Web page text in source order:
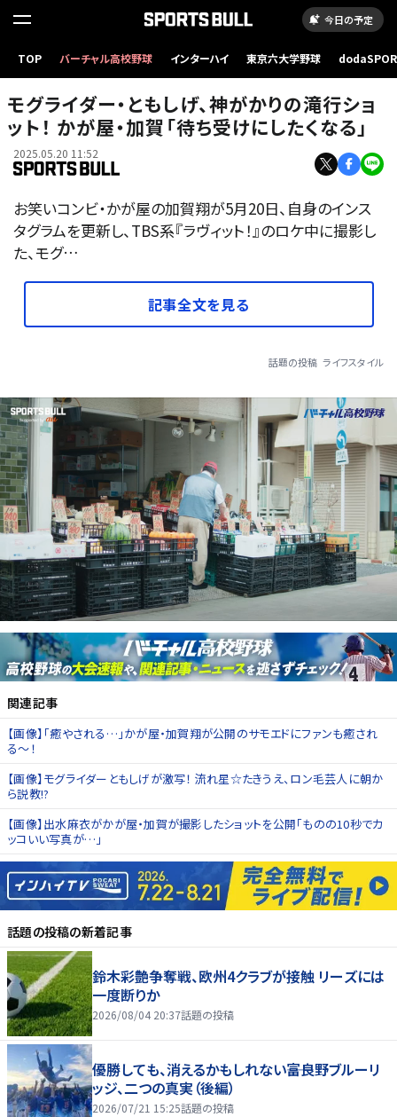
今日の予定
TOP バーチャル高校野球 インターハイ 東京六大学野球
モグライダー・ともしげ、神がかりの滝行ショ
ット！ かが屋・加賀「待ち受けにしたくなる」
2025.05.20 11:52
お笑いコンビ・かが屋の加賀翔が5月20日、自身のインス
タグラムを更新し、TBS系『ラヴィット！』のロケ中に撮影し
た、モグ…
記事全文を見る
話題の投稿 ライフスタイル
関連記事
【画像】「癒やされる…」かが屋・加賀翔が公開のサモエドにファンも癒され
る〜！
【画像】モグライダーともしげが激写！ 流れ星☆たきうえ、ロン毛芸人に朝か
ら説教!?
【画像】出水麻衣がかが屋・加賀が撮影したショットを公開「ものの10秒でカ
ッコいい写真が…」
話題の投稿の新着記事
鈴木彩艶争奪戦、欧州4クラブが接触 リーズには
一度断りか
2026/08/04 20:37話題の投稿
優勝しても、消えるかもしれない――富良野ブルーリ
ッジ、二つの真実（後編）
2026/07/21 15:25話題の投稿